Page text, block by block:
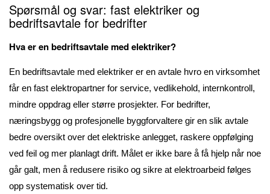
Spørsmål og svar: fast elektriker og
bedriftsavtale for bedrifter
Hva er en bedriftsavtale med elektriker?
En bedriftsavtale med elektriker er en avtale hvro en virksomhet
får en fast elektropartner for service, vedlikehold, internkontroll,
mindre oppdrag eller større prosjekter. For bedrifter,
næringsbygg og profesjonelle byggforvaltere gir en slik avtale
bedre oversikt over det elektriske anlegget, raskere oppfølging
ved feil og mer planlagt drift. Målet er ikke bare å få hjelp når noe
går galt, men å redusere risiko og sikre at elektroarbeid følges
opp systematisk over tid.